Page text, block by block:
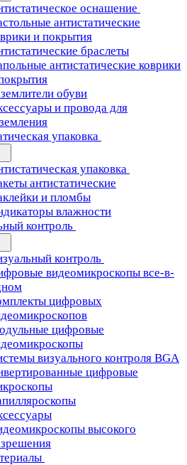
оснащение
антистатические
и покрытия
браслеты
антистатические коврики
обуви
и провода для
упаковка
упаковка
антистатические
и пломбы
влажности
контроль
контроль
видеомикроскопы все-в-
цифровых
цифровые
визуального контроля BGA
цифровые
высокого